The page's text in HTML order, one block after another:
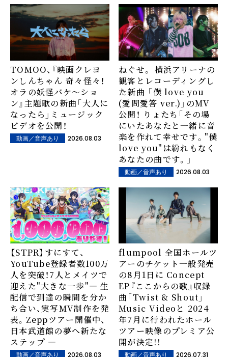
TOMOO、『映画クレヨ
ンしんちゃん 奇々怪々！
オラの妖怪バケ〜ショ
ン』主題歌の新曲「大人に
なったら」ミュージック
ビデオを公開！
動画／音声あり 2026.08.03
ねぐせ。 横浜アリーナの
観客とレコーディングし
た新曲 「僕 love you
(愛問愛答 ver.)」のMV
公開！ りょたち「その場
にいたあなたと一緒に音
楽を作れて幸せです。"僕
love you"は紛れもなく
あなたの曲です。」
動画／音声あり 2026.08.03
【STPR】すにすて、
YouTube登録者数100万
人を突破！7人とメイツで
迎えた"大きな一歩"― 生
配信で到達の瞬間を分か
ち合い、実写MV制作を発
表。Zeppツアー開催中、
日本武道館の夢へ新たな
ステップ ―
動画／音声あり 2026.08.03
flumpool 全国ホールツ
アーのチケット一般発売
の8月1日に Concept
EP『ここからの歌』収録
曲「Twist & Shout」
Music Videoと 2024
年7月に行われたホール
ツアー映像のプレミア公
開が決定!!
動画／音声あり 2026.07.31